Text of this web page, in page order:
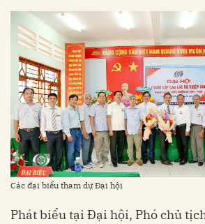
Các đại biểu tham dự Đại hội
Phát biểu tại Đại hội, Phó chủ